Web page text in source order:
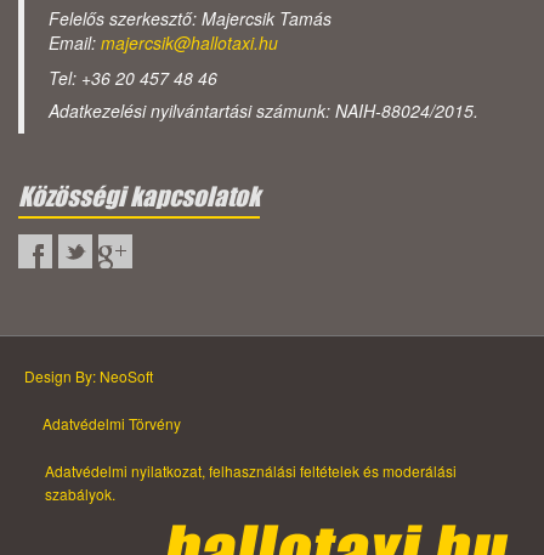
Felelős szerkesztő: Majercsik Tamás
Email: majercsik@hallotaxi.hu
Tel: +36 20 457 48 46
Adatkezelési nyilvántartási számunk: NAIH-88024/2015.
Közösségi kapcsolatok
Design By: NeoSoft
Adatvédelmi Törvény
Adatvédelmi nyilatkozat, felhasználási feltételek és moderálási
szabályok.